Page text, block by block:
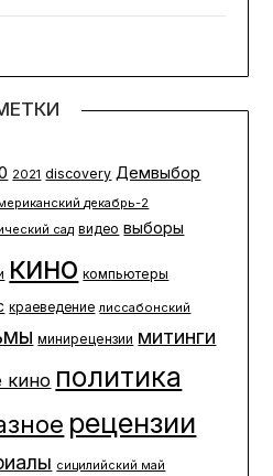
2021 discovery Демвыбор
декабрь-2
сад видео выборы
кино компьютеры
краеведение лиссабонский
минирецензии митинги
кино политика
рецензии
сицилийский май